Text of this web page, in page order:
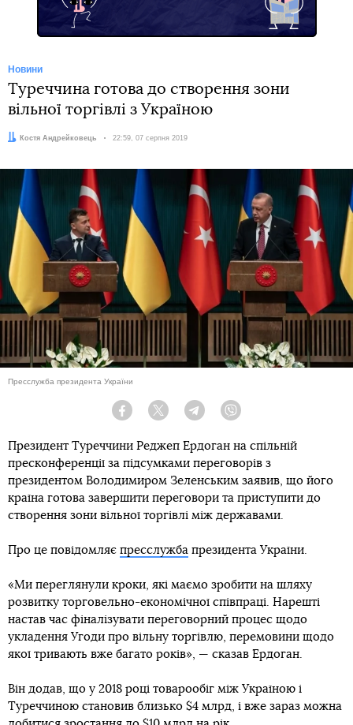
Новини
Туреччина готова до створення зони
вільної торгівлі з Україною
Автор:Костя Андрейковець Дата:
22:59, 07 серпня 2019
Пресслужба президента України
Facebook Twitter Telegram
Президент Туреччини Реджеп Ердоган на спільній
пресконференції за підсумками переговорів з
президентом Володимиром Зеленським заявив, що його
країна готова завершити переговори та приступити до
створення зони вільної торгівлі між державами.
Про це повідомляє пресслужба президента України.
«Ми переглянули кроки, які маємо зробити на шляху
розвитку торговельно-економічної співпраці. Нарешті
настав час фіналізувати переговорний процес щодо
укладення Угоди про вільну торгівлю, перемовини щодо
якої тривають вже багато років», — сказав Ердоган.
Він додав, що у 2018 році товарообіг між Україною і
Туреччиною становив близько $4 млрд, і вже зараз можна